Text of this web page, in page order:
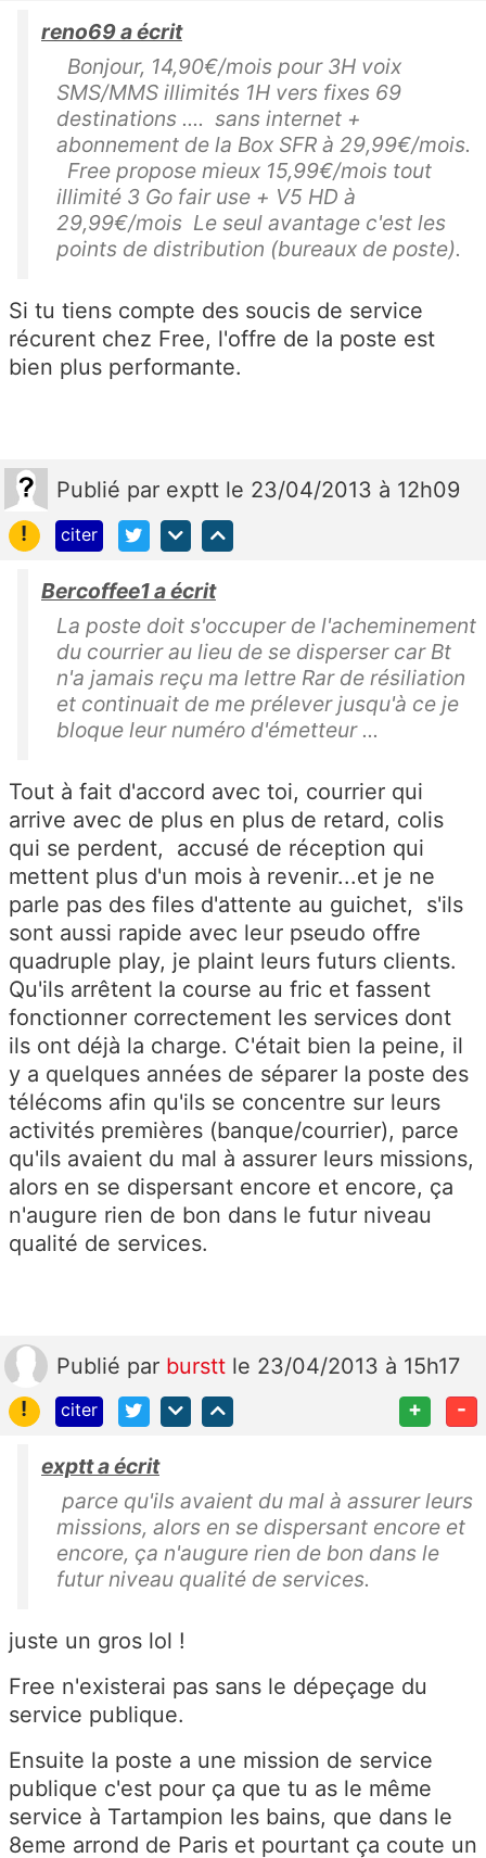
reno69 a écrit
Bonjour, 14,90€/mois pour 3H voix
SMS/MMS illimités 1H vers fixes 69
destinations .... sans internet +
abonnement de la Box SFR à 29,99€/mois.
Free propose mieux 15,99€/mois tout
illimité 3 Go fair use + V5 HD à
29,99€/mois Le seul avantage c'est les
points de distribution (bureaux de poste).
Si tu tiens compte des soucis de service
récurent chez Free, l'offre de la poste est
bien plus performante.
Publié par exptt le 23/04/2013 à 12h09
!
citer
Bercoffee1 a écrit
La poste doit s'occuper de l'acheminement
du courrier au lieu de se disperser car Bt
n'a jamais reçu ma lettre Rar de résiliation
et continuait de me prélever jusqu'à ce je
bloque leur numéro d'émetteur ...
Tout à fait d'accord avec toi, courrier qui
arrive avec de plus en plus de retard, colis
qui se perdent, accusé de réception qui
mettent plus d'un mois à revenir...et je ne
parle pas des files d'attente au guichet, s'ils
sont aussi rapide avec leur pseudo offre
quadruple play, je plaint leurs futurs clients.
Qu'ils arrêtent la course au fric et fassent
fonctionner correctement les services dont
ils ont déjà la charge. C'était bien la peine, il
y a quelques années de séparer la poste des
télécoms afin qu'ils se concentre sur leurs
activités premières (banque/courrier), parce
qu'ils avaient du mal à assurer leurs missions,
alors en se dispersant encore et encore, ça
n'augure rien de bon dans le futur niveau
qualité de services.
Publié par burstt le 23/04/2013 à 15h17
!
citer + -
exptt a écrit
parce qu'ils avaient du mal à assurer leurs
missions, alors en se dispersant encore et
encore, ça n'augure rien de bon dans le
futur niveau qualité de services.
juste un gros lol !
Free n'existerai pas sans le dépeçage du
service publique.
Ensuite la poste a une mission de service
publique c'est pour ça que tu as le même
service à Tartampion les bains, que dans le
8eme arrond de Paris et pourtant ça coute un